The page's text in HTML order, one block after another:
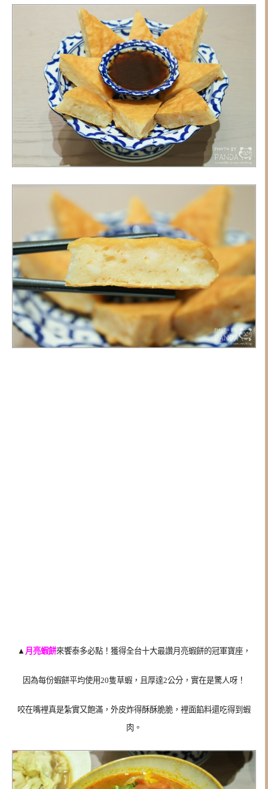
▲ 月亮蝦餅來饗泰多必點！獲得全台十大最讚月亮蝦餅的冠軍寶座，
因為每份蝦餅平均使用20隻草蝦，且 厚達2公分，實在是驚人呀！
咬在嘴裡真是紮實又飽滿，外皮炸得酥酥脆脆，裡面餡料還吃得到蝦
肉。